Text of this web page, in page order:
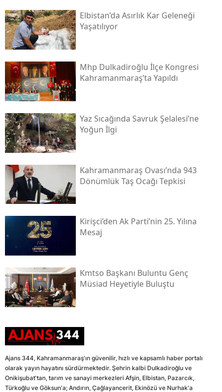
Elbistan’da Asırlık Kar Geleneği
Yaşatılıyor
Mhp Dulkadiroğlu İlçe Kongresi
Kahramanmaraş’ta Yapıldı
Yaz Sıcağında Savruk Şelalesi’ne
Yoğun İlgi
Kahramanmaraş Ovası’nda 943
Dönümlük Taş Ocağı Tepkisi
Kirişci’den Ak Parti’nin 25. Yılına
Mesaj
Kmtso Başkanı Buluntu Genç
Müsi̇ad Heyetiyle Buluştu
Ajans 344, Kahramanmaraş'ın güvenilir, hızlı ve kapsamlı haber portalı
olarak yayın hayatını sürdürmektedir. Şehrin kalbi Dulkadiroğlu ve
Onikişubat'tan, tarım ve sanayi merkezleri Afşin, Elbistan, Pazarcık,
Türkoğlu ve Göksun'a; Andırın, Çağlayancerit, Ekinözü ve Nurhak'a